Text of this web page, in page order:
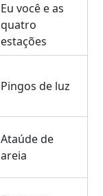
Eu você e as
quatro
estações
Pingos de luz
Ataúde de
areia